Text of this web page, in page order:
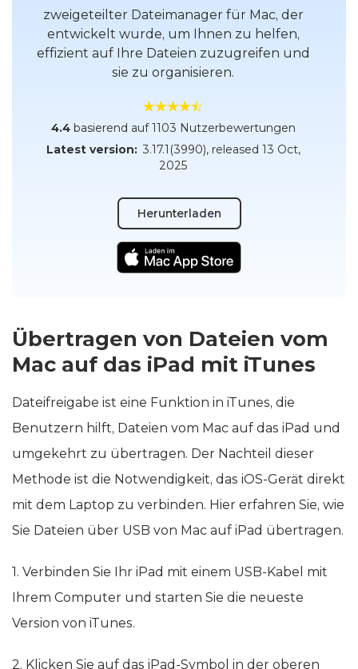
zweigeteilter Dateimanager für Mac, der
entwickelt wurde, um Ihnen zu helfen,
effizient auf Ihre Dateien zuzugreifen und
sie zu organisieren.
4.4basierend auf 1103 Nutzerbewertungen
Latest version: 3.17.1(3990), released 13 Oct,
2025
Herunterladen
Übertragen von Dateien vom
Mac auf das iPad mit iTunes
Dateifreigabe ist eine Funktion in iTunes, die
Benutzern hilft, Dateien vom Mac auf das iPad und
umgekehrt zu übertragen. Der Nachteil dieser
Methode ist die Notwendigkeit, das iOS-Gerät direkt
mit dem Laptop zu verbinden. Hier erfahren Sie, wie
Sie Dateien über USB von Mac auf iPad übertragen.
1. Verbinden Sie Ihr iPad mit einem USB-Kabel mit
Ihrem Computer und starten Sie die neueste
Version von iTunes.
2. Klicken Sie auf das iPad-Symbol in der oberen